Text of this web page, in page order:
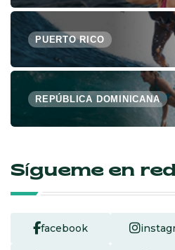
PUERTO RICO
REPÚBLICA DOMINICANA
Sígueme en
facebook